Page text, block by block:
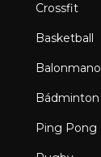
Crossfit
Basketball
Balonmano
Bádminton
Ping Pong